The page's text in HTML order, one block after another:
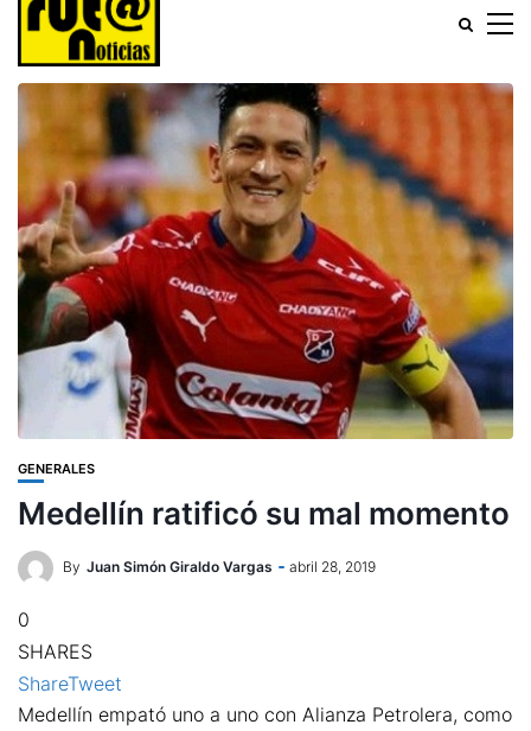
GENERALES
Medellín ratificó su mal momento
By Juan Simón Giraldo Vargas abril 28, 2019
0
SHARES
ShareTweet
Medellín empató uno a uno con Alianza Petrolera, como